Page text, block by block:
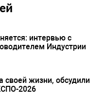
интервью с
Индустрии
своей жизни, обсудили
2026